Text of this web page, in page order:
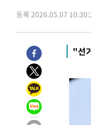
-9619초 전 >[속보]전남
-7180초 전 >서울 열대
-5747초 전 >
[속보]코
-5730초 전 >
-2177초 전 >
6월 경상
-2128초 전 >
서울 낮
8분 전 >미 워싱턴주 스
2시간 전 >
[속보] 호르
등록 2026.05.07
"선